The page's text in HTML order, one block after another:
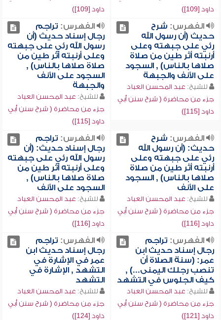
داود [109])
داود [109])
الفهرس: شرح
حديث (أن رسول الله
رئي على جبهته وعلى
أرنبته أثر طين من صلاة
صلاها بالناس) , السجود
على الأنف والجبهة
للشيخ: عبد المحسن العباد
جزء من محاضرة ( شرح سنن أبي
داود [115])
الفهرس: تراجم
رجال إسناد حديث (أن
رسول الله رئي على جبهته
وعلى أرنبته أثر طين من
صلاة صلاها بالناس) ,
السجود على الأنف
والجبهة
للشيخ: عبد المحسن العباد
جزء من محاضرة ( شرح سنن أبي
داود [115])
الفهرس: شرح
حديث: (أن رسول الله
رئي على جبهته وعلى
أرنبته أثر طين من صلاة
صلاها بالناس) , السجود
على الأنف
للشيخ: عبد المحسن العباد
جزء من محاضرة ( شرح سنن أبي
داود [116])
الفهرس: تراجم
رجال إسناد حديث: (أن
رسول الله رئي على جبهته
وعلى أرنبته أثر طين من
صلاة صلاها بالناس) ,
السجود على الأنف
للشيخ: عبد المحسن العباد
جزء من محاضرة ( شرح سنن أبي
داود [116])
الفهرس: تراجم
رجال إسناد حديث ابن
عمر: (سنة الصلاة أن
تنصب رجلك اليمنى...) ,
كيف الجلوس في التشهد
للشيخ: عبد المحسن العباد
جزء من محاضرة ( شرح سنن أبي
داود [121])
الفهرس: تراجم
رجال إسناد حديث ابن
عمر في الإشارة في
التشهد , الإشارة في
التشهد
للشيخ: عبد المحسن العباد
جزء من محاضرة ( شرح سنن أبي
داود [124])